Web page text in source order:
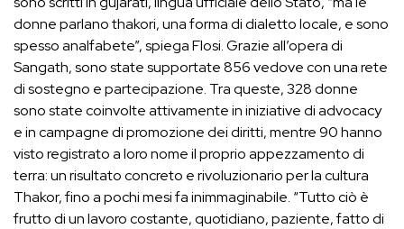
donne parlano thakori, una forma di dialetto locale, e sono
spesso analfabete”, spiega Flosi. Grazie all’opera di
Sangath, sono state supportate 856 vedove con una rete
di sostegno e partecipazione. Tra queste, 328 donne
sono state coinvolte attivamente in iniziative di advocacy
e in campagne di promozione dei diritti, mentre 90 hanno
visto registrato a loro nome il proprio appezzamento di
terra: un risultato concreto e rivoluzionario per la cultura
Thakor, fino a pochi mesi fa inimmaginabile. “Tutto ciò è
frutto di un lavoro costante, quotidiano, paziente, fatto di